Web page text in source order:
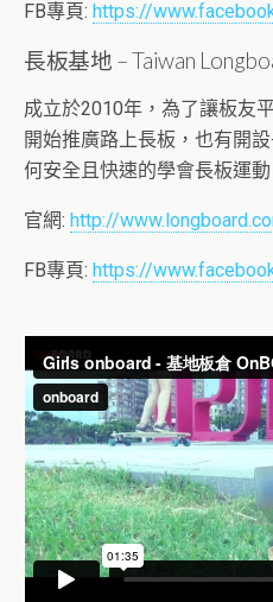
FB專頁: https://
長板基地 – Taiwan
成立於2010年，為了讓板友
開始推廣路上長板，也有開
何安全且快速的學會長板運動
官網: http://
FB專頁: https://